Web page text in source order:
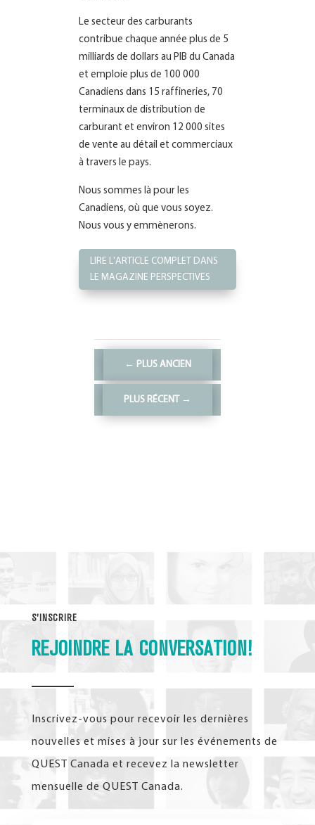
Le secteur des carburants
contribue chaque année plus de 5
milliards de dollars au PIB du Canada
et emploie plus de 100 000
Canadiens dans 15 raffineries, 70
terminaux de distribution de
carburant et environ 12 000 sites
de vente au détail et commerciaux
à travers le pays.
Nous sommes là pour les
Canadiens, où que vous soyez.
Nous vous y emmènerons.
LIRE L'ARTICLE COMPLET DANS
LE MAGAZINE PERSPECTIVES
← PLUS ANCIEN
PLUS RÉCENT →
S'INSCRIRE
REJOINDRE LA CONVERSATION!
Inscrivez-vous pour recevoir les dernières
nouvelles et mises à jour sur les événements de
QUEST Canada et recevez la newsletter
mensuelle de QUEST Canada.